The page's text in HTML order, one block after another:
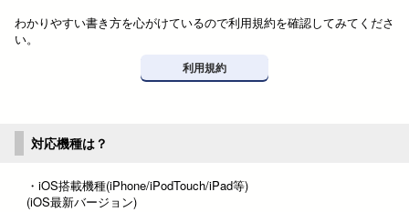
わかりやすい書き方を心がけているので利用規約を確認してみてくださ
い。
利用規約
対応機種は？
・iOS搭載機種(iPhone/iPodTouch/iPad等)
(iOS最新バージョン)